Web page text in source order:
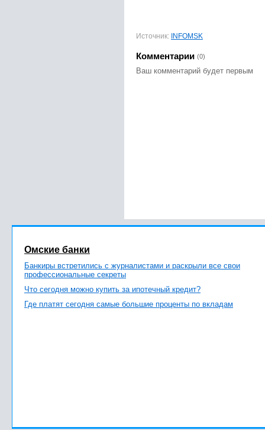
Источник: INFOMSK
Комментарии (0)
Ваш комментарий будет первым
Омские банки
Банкиры встретились с журналистами и раскрыли все свои
профессиональные секреты
Что сегодня можно купить за ипотечный кредит?
Где платят сегодня самые большие проценты по вкладам